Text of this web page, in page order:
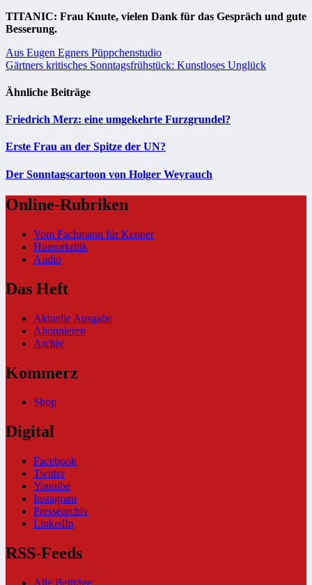
TITANIC: Frau Knute, vielen Dank für das Gespräch und gute
Besserung.
Beitragsnavigation
Aus Eugen Egners Püppchenstudio
Gärtners kritisches Sonntagsfrühstück: Kunstloses Unglück
Ähnliche Beiträge
Friedrich Merz: eine umgekehrte Furzgrundel?
Erste Frau an der Spitze der UN?
Der Sonntagscartoon von Holger Weyrauch
Online-Rubriken
Vom Fachmann für Kenner
Humorkritik
Audio
Das Heft
Aktuelle Ausgabe
Abonnieren
Archiv
Kommerz
Shop
Digital
Facebook
Twitter
Youtube
Instagram
Pressearchiv
LinkedIn
RSS-Feeds
Alle Beiträge